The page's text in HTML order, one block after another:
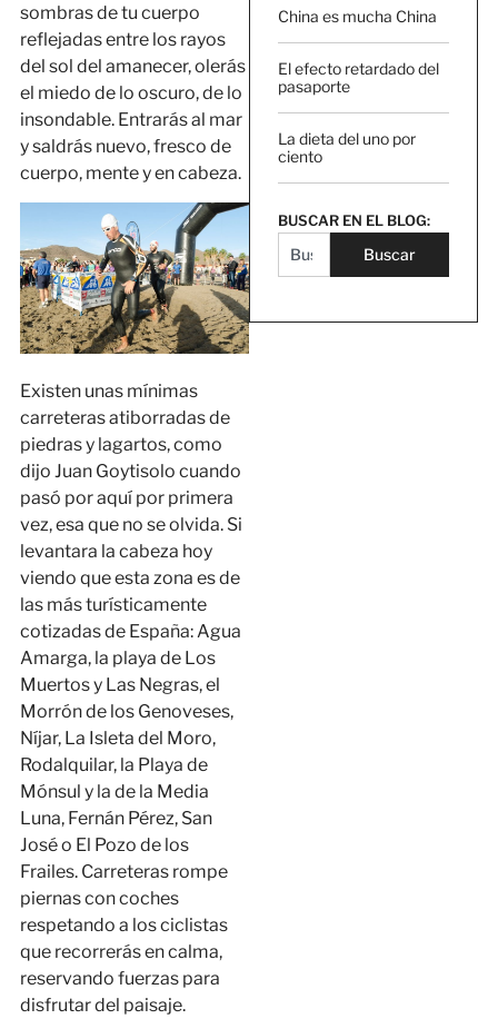
sombras de tu cuerpo
reflejadas entre los rayos
del sol del amanecer, olerás
el miedo de lo oscuro, de lo
insondable. Entrarás al mar
y saldrás nuevo, fresco de
cuerpo, mente y en cabeza.
Existen unas mínimas
carreteras atiborradas de
piedras y lagartos, como
dijo Juan Goytisolo cuando
pasó por aquí por primera
vez, esa que no se olvida. Si
levantara la cabeza hoy
viendo que esta zona es de
las más turísticamente
cotizadas de España: Agua
Amarga, la playa de Los
Muertos y Las Negras, el
Morrón de los Genoveses,
Níjar, La Isleta del Moro,
Rodalquilar, la Playa de
Mónsul y la de la Media
Luna, Fernán Pérez, San
José o El Pozo de los
Frailes. Carreteras rompe
piernas con coches
respetando a los ciclistas
que recorrerás en calma,
reservando fuerzas para
disfrutar del paisaje.
China es mucha China
El efecto retardado del
pasaporte
La dieta del uno por
ciento
BUSCAR EN EL BLOG:
Buscar